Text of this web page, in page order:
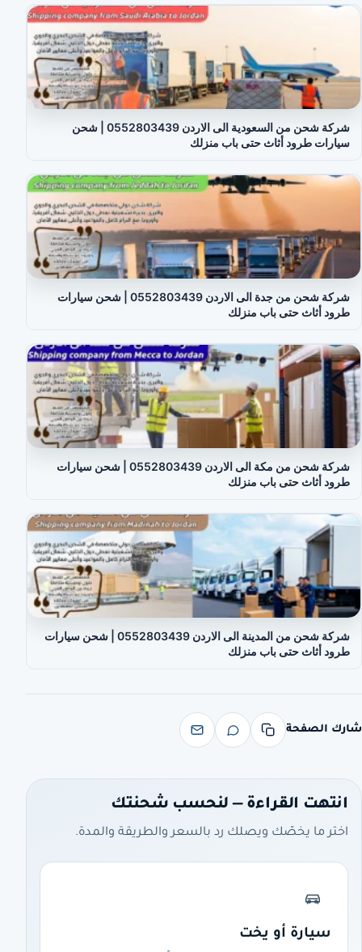
شركة شحن من السعودية الى الاردن 0552803439 | شحن
سيارات طرود أثاث حتى باب منزلك
شركة شحن من جدة الى الاردن 0552803439 | شحن سيارات
طرود أثاث حتى باب منزلك
شركة شحن من مكة الى الاردن 0552803439 | شحن سيارات
طرود أثاث حتى باب منزلك
شركة شحن من المدينة الى الاردن 0552803439 | شحن سيارات
طرود أثاث حتى باب منزلك
شارك الصفحة
انتهت القراءة — لنحسب شحنتك
اختر ما يخصّك ويصلك رد بالسعر والطريقة والمدة.
سيارة أو يخت